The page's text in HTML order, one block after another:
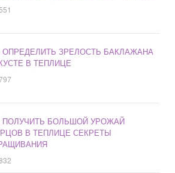
ОПРЕДЕЛИТЬ ЗРЕЛОСТЬ БАКЛАЖАНА
В ТЕПЛИЦЕ
ПОЛУЧИТЬ БОЛЬШОЙ УРОЖАЙ
В ТЕПЛИЦЕ СЕКРЕТЫ